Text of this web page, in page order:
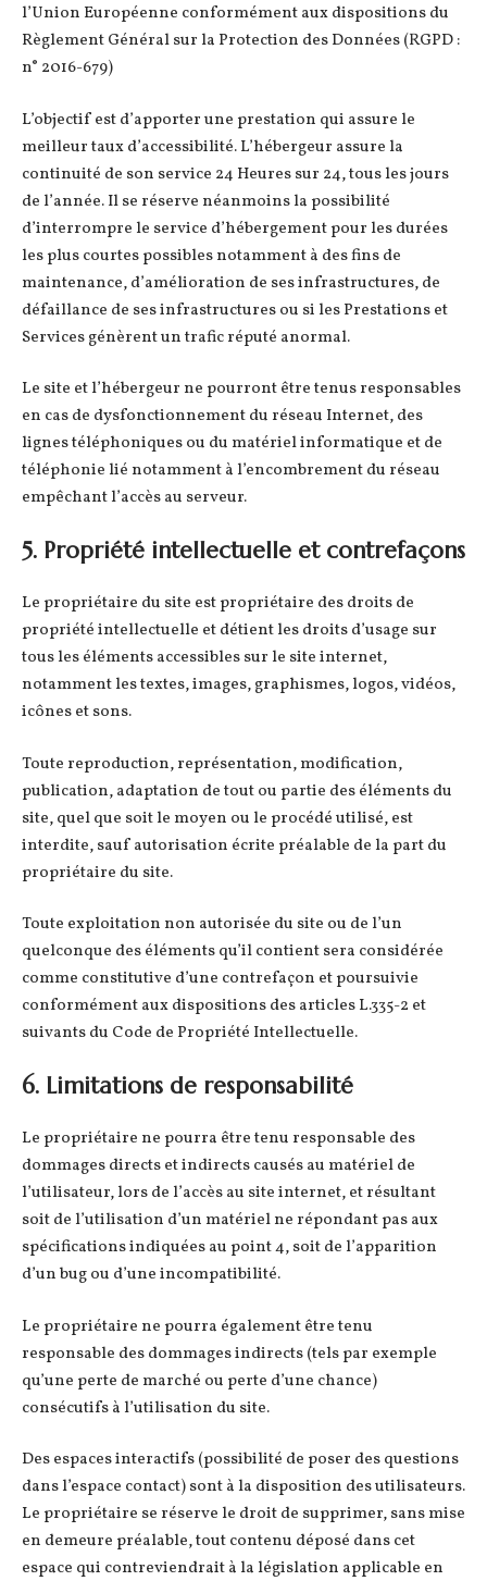
l’Union Européenne conformément aux dispositions du
Règlement Général sur la Protection des Données (RGPD :
n° 2016-679)
L’objectif est d’apporter une prestation qui assure le
meilleur taux d’accessibilité. L’hébergeur assure la
continuité de son service 24 Heures sur 24, tous les jours
de l’année. Il se réserve néanmoins la possibilité
d’interrompre le service d’hébergement pour les durées
les plus courtes possibles notamment à des fins de
maintenance, d’amélioration de ses infrastructures, de
défaillance de ses infrastructures ou si les Prestations et
Services génèrent un trafic réputé anormal.
Le site et l’hébergeur ne pourront être tenus responsables
en cas de dysfonctionnement du réseau Internet, des
lignes téléphoniques ou du matériel informatique et de
téléphonie lié notamment à l’encombrement du réseau
empêchant l’accès au serveur.
5. Propriété intellectuelle et contrefaçons
Le propriétaire du site est propriétaire des droits de
propriété intellectuelle et détient les droits d’usage sur
tous les éléments accessibles sur le site internet,
notamment les textes, images, graphismes, logos, vidéos,
icônes et sons.
Toute reproduction, représentation, modification,
publication, adaptation de tout ou partie des éléments du
site, quel que soit le moyen ou le procédé utilisé, est
interdite, sauf autorisation écrite préalable de la part du
propriétaire du site.
Toute exploitation non autorisée du site ou de l’un
quelconque des éléments qu’il contient sera considérée
comme constitutive d’une contrefaçon et poursuivie
conformément aux dispositions des articles L.335-2 et
suivants du Code de Propriété Intellectuelle.
6. Limitations de responsabilité
Le propriétaire ne pourra être tenu responsable des
dommages directs et indirects causés au matériel de
l’utilisateur, lors de l’accès au site internet, et résultant
soit de l’utilisation d’un matériel ne répondant pas aux
spécifications indiquées au point 4, soit de l’apparition
d’un bug ou d’une incompatibilité.
Le propriétaire ne pourra également être tenu
responsable des dommages indirects (tels par exemple
qu’une perte de marché ou perte d’une chance)
consécutifs à l’utilisation du site.
Des espaces interactifs (possibilité de poser des questions
dans l’espace contact) sont à la disposition des utilisateurs.
Le propriétaire se réserve le droit de supprimer, sans mise
en demeure préalable, tout contenu déposé dans cet
espace qui contreviendrait à la législation applicable en